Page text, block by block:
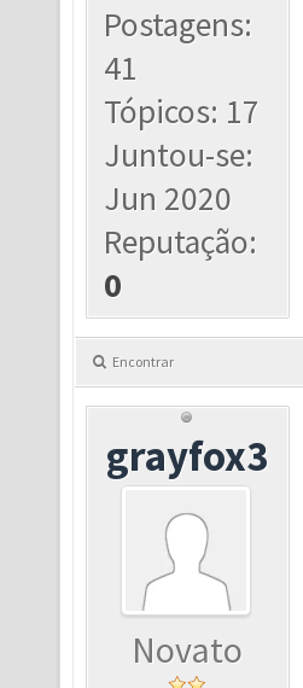
Postagens:
41
Tópicos: 17
Juntou-se:
Jun 2020
Reputação:
0
Encontrar
grayfox3
Novato